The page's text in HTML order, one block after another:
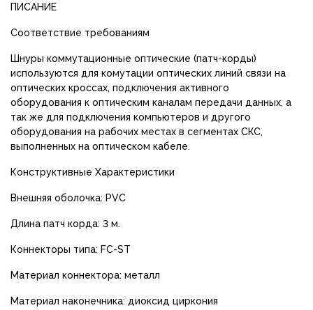
ПИСАНИЕ
Соответствие требованиям
Шнуры коммутационные оптические (патч-корды)
используются для комутации оптических линий связи на
оптических кроссах, подключения активного
оборудования к оптическим каналам передачи данных, а
так же для подключения компьютеров и другого
оборудования на рабочих местах в сегментах СКС,
выполненных на оптическом кабеле.
Конструктивные Характеристики
Внешняя оболочка: PVC
Длина патч корда: 3 м.
Коннекторы типа: FC-ST
Материал коннектора: металл
Материал наконечника: диоксид циркония